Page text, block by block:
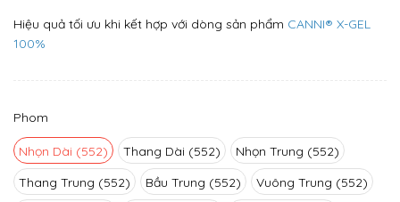
Hiệu quả tối ưu khi kết hợp với dòng sản phẩm CANNI® X-GEL
100%
Phom
Nhọn Dài (552) Thang Dài (552)
Nhọn Trung (552)
Thang Trung (552)
Bầu Trung (552)
Vuông Trung (552)